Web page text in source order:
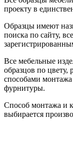
проекту в
Образцы имеют
поиска по сайту,
Все мебельные
образцов по цвету,
способами
фурнитуры.
Способ монтажа и
выбирается